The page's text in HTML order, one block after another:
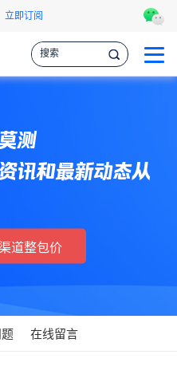
势和最新事件，让您掌握各种情报，
立即订阅
测
讯和最新动态从
道整包价
在线留言